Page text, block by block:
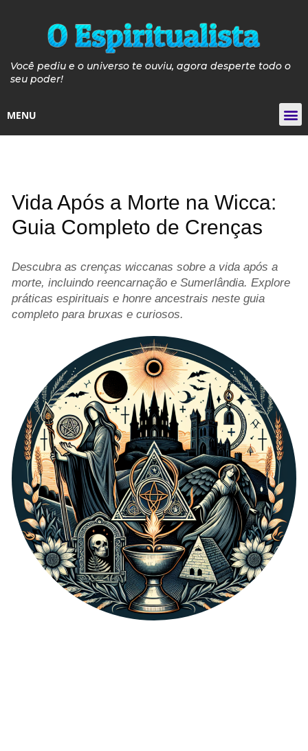
MENU
Você pediu e o universo te ouviu, agora desperte todo o
seu poder!
Vida Após a Morte na Wicca:
Guia Completo de Crenças
Descubra as crenças wiccanas sobre a vida após a
morte, incluindo reencarnação e Sumerlândia. Explore
práticas espirituais e honre ancestrais neste guia
completo para bruxas e curiosos.